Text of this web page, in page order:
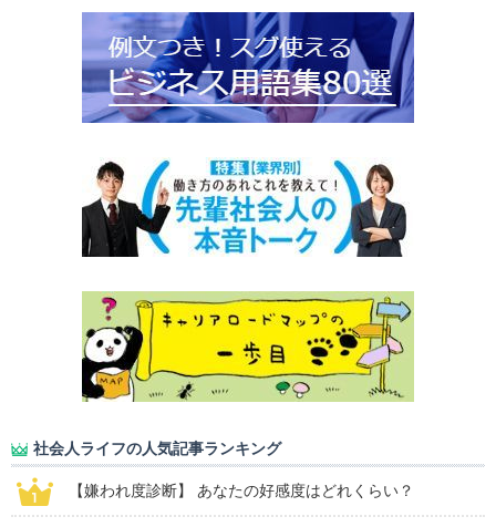
社会人ライフの人気記事ランキング
【嫌われ度診断】 あなたの好感度はどれくらい？